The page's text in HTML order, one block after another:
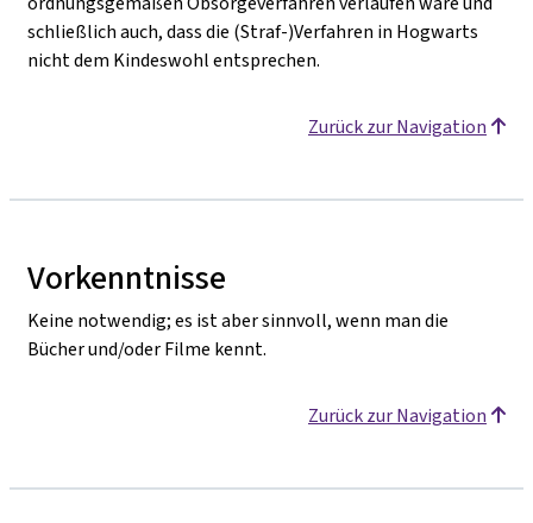
schließlich auch, dass die (Straf-)Verfahren in Hogwarts
nicht dem Kindeswohl entsprechen.
Zurück zur Navigation
Vorkenntnisse
Keine notwendig; es ist aber sinnvoll, wenn man die
Bücher und/oder Filme kennt.
Zurück zur Navigation